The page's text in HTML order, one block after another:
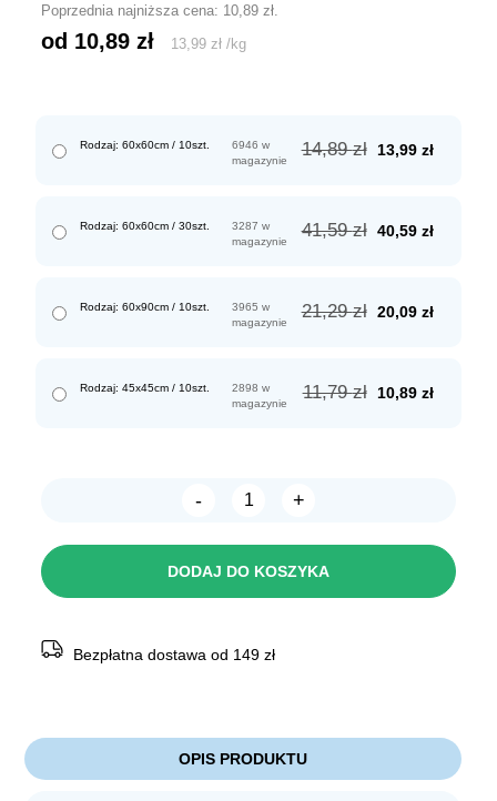
Poprzednia najniższa cena: 10,89zł
od 10,89zł 13,99 zł /kg
Rodzaj: 60x60cm / 10szt. 14,89zł
Pierwotna
13,99 zł
6946 w
magazynie
Rodzaj: 60x60cm / 30szt. 41,59zł Pierwotna
40,59 zł
3287 w
magazynie
Rodzaj: 60x90cm / 10szt. 21,29zł Pierwotna
20,09 zł
3965 w
magazynie
Rodzaj: 45x45cm / 10szt. 11,79zł
Pierwotna
10,89 zł
2898 w
magazynie
-
ilość
nauki
+
DODAJ DO KOSZYKA
Bezpłatna dostawa od 149 zł
OPIS PRODUKTU